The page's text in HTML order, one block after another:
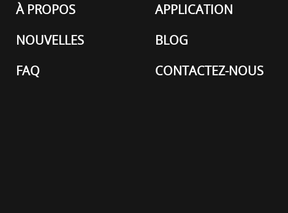
À PROPOS
APPLICATION
NOUVELLES
BLOG
FAQ
CONTACTEZ-NOUS